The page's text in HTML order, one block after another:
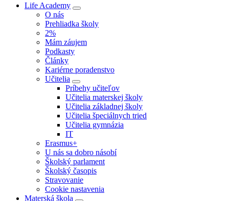
Life Academy
O nás
Prehliadka školy
2%
Mám záujem
Podkasty
Články
Kariérne poradenstvo
Učitelia
Príbehy učiteľov
Učitelia materskej školy
Učitelia základnej školy
Učitelia špeciálnych tried
Učitelia gymnázia
IT
Erasmus+
U nás sa dobro násobí
Školský parlament
Školský časopis
Stravovanie
Cookie nastavenia
Materská škola